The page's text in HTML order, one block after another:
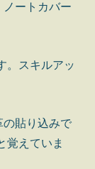
ートカバー
。スキルアッ
の貼り込みで
覚えていま